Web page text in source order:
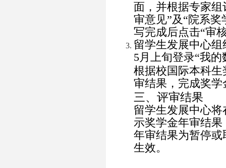
面，并根据专家
审意见”及“院系
写完成后点击“审
留学生发展中心组
5月 上旬登录“我的
根据校国际本科生
审结果，完成奖
三、评审结果
留学生发展中心将
示奖学金年审结果
年审结果为暂停或
生效。